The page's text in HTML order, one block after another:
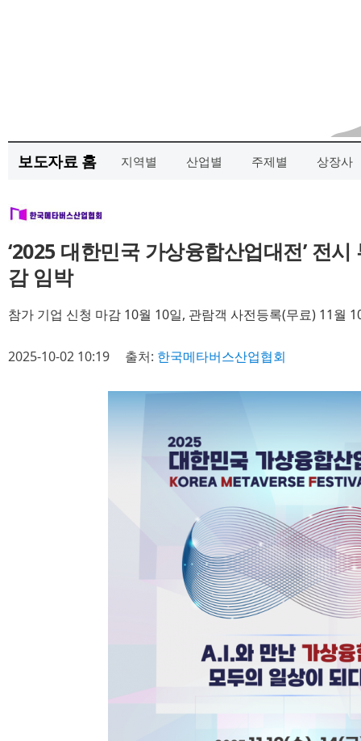
보도자료 홈 지역별 산업별 주제별 상장사
‘2025 대한민국 가상융합산업대전’ 전
감 임박
참가 기업 신청 마감 10월 10일, 관람객 사전등록(무료) 11월
2025-10-02 10:19 출처: 한국메타버스산업협회